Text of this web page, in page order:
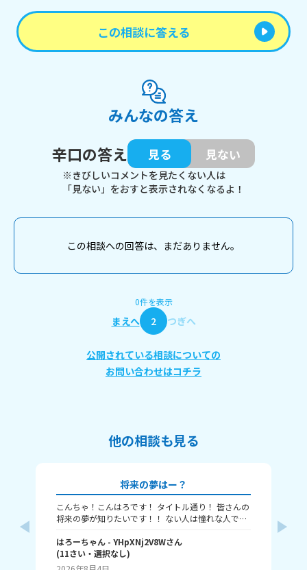
この相談に答える
みんなの答え
辛口の答え
見る 見ない
※きびしいコメントを見たくない人は
「見ない」をおすと表示されなくなるよ！
この相談への回答は、まだありません。
0件を表示
まえへ 2 つぎへ
公開されている相談についての
お問い合わせはコチラ
他の相談も見る
将来の夢はー？
こんちゃ！こんはろです！ タイトル通り！ 皆さんの
将来の夢が知りたいです！！ ない人は憧れな人でも
私は声優です！ 皆さん教えてねー！タメ口でオッケ
ーです！
はろーちゃん - YHpXNj2V8Wさん
(11さい・ 選択なし)